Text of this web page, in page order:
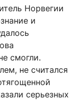
Норвегии
и
смогли.
не считался
серьезных